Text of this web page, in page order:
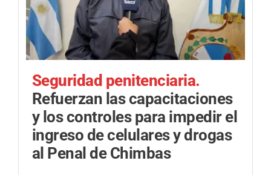
Seguridad penitenciaria.
Refuerzan las capacitaciones
y los controles para impedir el
ingreso de celulares y drogas
al Penal de Chimbas